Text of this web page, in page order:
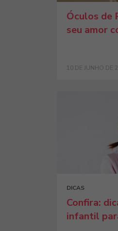
Óculos de
seu amor
10 DE JUNHO DE
DICAS
Confira:
infantil